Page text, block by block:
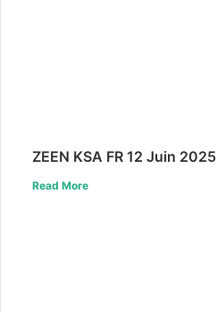
ZEEN KSA FR 12 Juin 2025
Read More